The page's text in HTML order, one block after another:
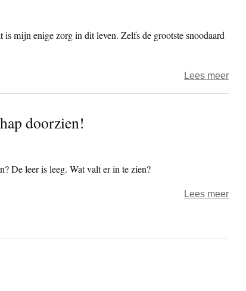
mijn enige zorg in dit leven. Zelfs de grootste snoodaard
Lees meerover
doorzien!
De leer is leeg. Wat valt er in te zien?
Lees meerover
–